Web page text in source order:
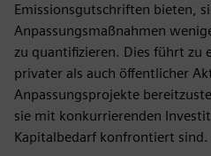
Emissionsgutschriften bieten,
Anpassungsmaßnahmen
zu quantifizieren. Dies führt zu
privater als auch öffentlicher
Anpassungsprojekte
sie mit konkurrierenden
Kapitalbedarf konfrontiert sind.